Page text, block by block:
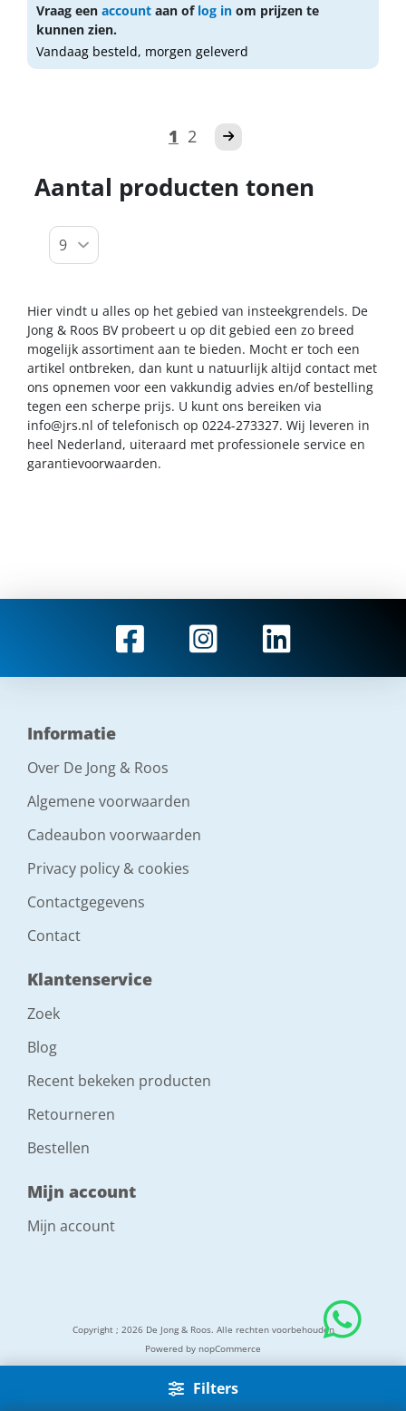
Filters
Vraag een account aan of log in om prijzen te
kunnen zien.
Vandaag besteld, morgen geleverd
1 2
Aantal producten tonen
Hier vindt u alles op het gebied van insteekgrendels. De
Jong & Roos BV probeert u op dit gebied een zo breed
mogelijk assortiment aan te bieden. Mocht er toch een
artikel ontbreken, dan kunt u natuurlijk altijd contact met
ons opnemen voor een vakkundig advies en/of bestelling
tegen een scherpe prijs. U kunt ons bereiken via
info@jrs.nl of telefonisch op 0224-273327. Wij leveren in
heel Nederland, uiteraard met professionele service en
garantievoorwaarden.
Informatie
Over De Jong & Roos
Algemene voorwaarden
Cadeaubon voorwaarden
Privacy policy & cookies
Contactgegevens
Contact
Klantenservice
Zoek
Blog
Recent bekeken producten
Retourneren
Bestellen
Mijn account
Mijn account
Copyright ; 2026 De Jong & Roos. Alle rechten voorbehouden
Powered by nopCommerce